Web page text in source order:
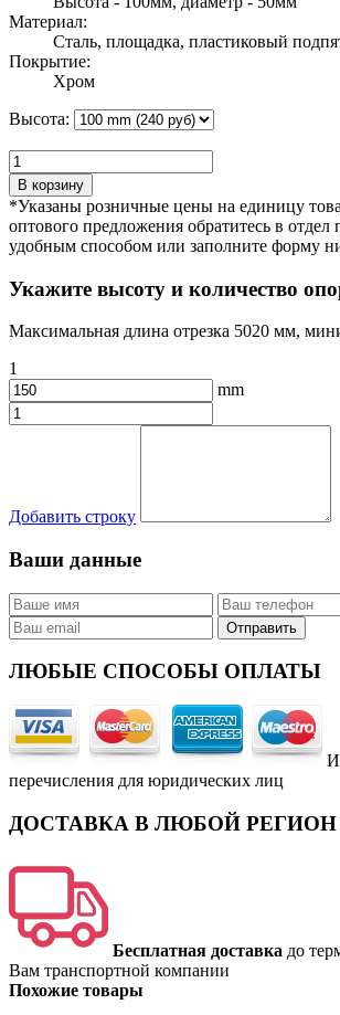
Материал:
Сталь, площадка, пластиковый
Покрытие:
Хром
Высота:
В корзину
*Указаны розничные цены на единицу
оптового предложения обратитесь в
удобным способом или заполните форму
Укажите высоту и количество
Максимальная длина отрезка 5020 мм,
1
mm
Добавить строку
Ваши данные
ЛЮБЫЕ СПОСОБЫ ОПЛАТЫ
И
перечисления для юридических лиц
ДОСТАВКА В ЛЮБОЙ
Бесплатная доставка до
Вам транспортной компании
Похожие товары